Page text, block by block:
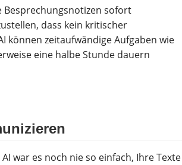
Besprechungsnotizen sofort
dass kein kritischer
können zeitaufwändige Aufgaben wie
eine halbe Stunde dauern
war es noch nie so einfach, Ihre Texte